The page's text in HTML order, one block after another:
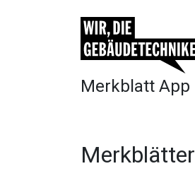
Merkblatt App
Merkblätter